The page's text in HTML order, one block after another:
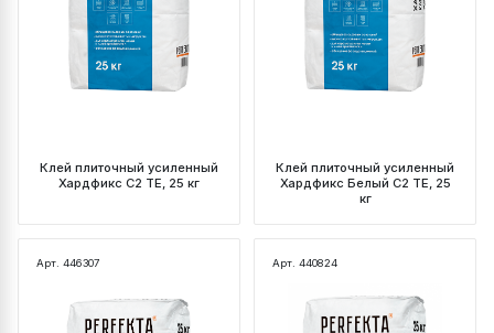
Клей плиточный усиленный
Хардфикс C2 ТЕ, 25 кг
Клей плиточный усиленный
Хардфикс Белый C2 ТЕ, 25
кг
Арт. 446307 Арт. 440824